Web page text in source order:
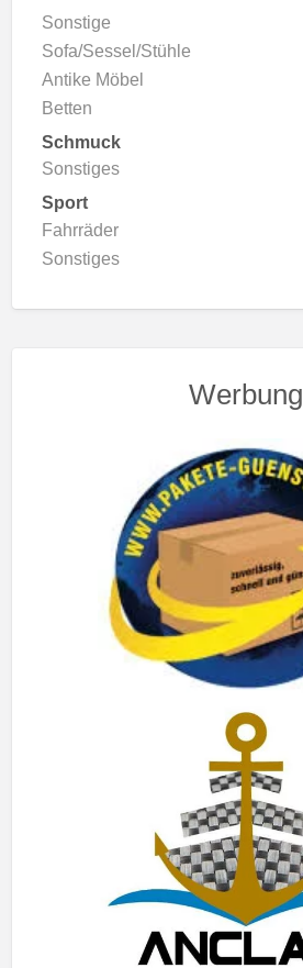
Sonstige
Sofa/Sessel/Stühle
Antike Möbel
Betten
Schmuck
Sonstiges
Sport
Fahrräder
Sonstiges
Werbung